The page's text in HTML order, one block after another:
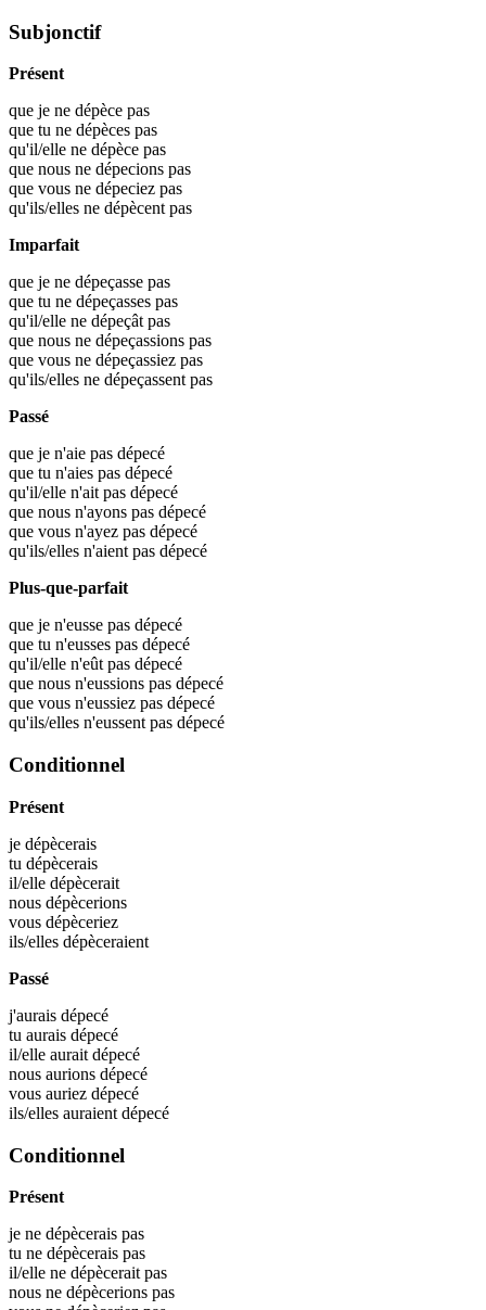
Subjonctif
Présent
que je ne dépèce pas
que tu ne dépèces pas
qu'il/elle ne dépèce pas
que nous ne dépecions pas
que vous ne dépeciez pas
qu'ils/elles ne dépècent pas
Imparfait
que je ne dépeçasse pas
que tu ne dépeçasses pas
qu'il/elle ne dépeçât pas
que nous ne dépeçassions pas
que vous ne dépeçassiez pas
qu'ils/elles ne dépeçassent pas
Passé
que je n'aie pas dépecé
que tu n'aies pas dépecé
qu'il/elle n'ait pas dépecé
que nous n'ayons pas dépecé
que vous n'ayez pas dépecé
qu'ils/elles n'aient pas dépecé
Plus-que-parfait
que je n'eusse pas dépecé
que tu n'eusses pas dépecé
qu'il/elle n'eût pas dépecé
que nous n'eussions pas dépecé
que vous n'eussiez pas dépecé
qu'ils/elles n'eussent pas dépecé
Conditionnel
Présent
je dépècerais
tu dépècerais
il/elle dépècerait
nous dépècerions
vous dépèceriez
ils/elles dépèceraient
Passé
j'aurais dépecé
tu aurais dépecé
il/elle aurait dépecé
nous aurions dépecé
vous auriez dépecé
ils/elles auraient dépecé
Conditionnel
Présent
je ne dépècerais pas
tu ne dépècerais pas
il/elle ne dépècerait pas
nous ne dépècerions pas